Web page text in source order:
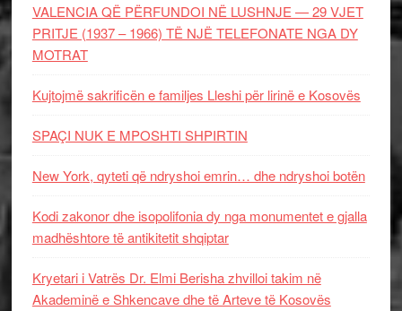
VALENCIA QË PËRFUNDOI NË LUSHNJE — 29 VJET
PRITJE (1937 – 1966) TË NJË TELEFONATE NGA DY
MOTRAT
Kujtojmë sakrificën e familjes Lleshi për lirinë e Kosovës
SPAÇI NUK E MPOSHTI SHPIRTIN
New York, qyteti që ndryshoi emrin… dhe ndryshoi botën
Kodi zakonor dhe isopolifonia dy nga monumentet e gjalla
madhështore të antikitetit shqiptar
Kryetari i Vatrës Dr. Elmi Berisha zhvilloi takim në
Akademinë e Shkencave dhe të Arteve të Kosovës